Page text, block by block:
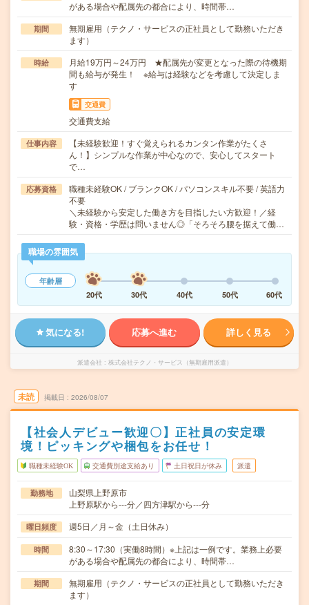
がある場合や配属先の都合により、時間帯…
期間
無期雇用（テクノ・サービスの正社員として勤務いただき
ます）
時給
月給19万円～24万円 ★配属先が変更となった際の待機期
間も給与が発生！ ※給与は経験などを考慮して決定しま
す
交通費
交通費支給
仕事内容
【未経験歓迎！すぐ覚えられるカンタン作業がたくさ
ん！】シンプルな作業が中心なので、安心してスタート
で…
応募資格
職種未経験OK / ブランクOK / パソコンスキル不要 / 英語力
不要
＼未経験から安定した働き方を目指したい方歓迎！／経
験・資格・学歴は問いません◎「そろそろ腰を据えて働…
職場の雰囲気
年齢層
20代
30代 40代 50代 60代
気になる! 応募へ進む 詳しく見る
派遣会社 株式会社テクノ・サービス（無期雇用派遣）
未読 掲載日 2026/08/07
【社会人デビュー歓迎〇】正社員の安定環
境！ピッキングや梱包をお任せ！
職種未経験OK 交通費別途支給あり 土日祝日が休み 派遣
勤務地
山梨県上野原市
上野原駅から---分／四方津駅から---分
曜日頻度 週5日／月～金（土日休み）
時間
8:30～17:30（実働8時間）※上記は一例です。業務上必要
がある場合や配属先の都合により、時間帯…
期間
無期雇用（テクノ・サービスの正社員として勤務いただき
ます）